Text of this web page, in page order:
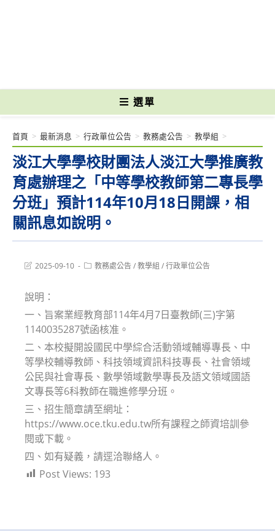
選單
淡江大學學校財團法人淡江大學推廣教
育處辦理之「中等學校教師第二專長學
分班」預計114年10月18日開課，相
關訊息如說明。
首頁 > 最新消息 > 行政單位公告 > 教務處公告 > 教學組 >
Post2025-09-10
Post教務處公告/教學組 /行政單位公告
說明：
一、旨案業經教育部114年4月7日臺教師(三)字第
1140035287號函核准。
二、本校擬開設國民中學綜合活動領域輔導專長、中
等學校輔導教師、科技領域資訊科技專長、社會領域
公民與社會專長、數學領域數學專長及語文領域國語
文專長等6科教師在職進修學分班。
三、招生簡章請至網址：
https://www.oce.tku.edu.tw所有課程之師資培訓參
閱或下載。
四、如有疑義，請逕洽聯絡人。
Post Views: 193